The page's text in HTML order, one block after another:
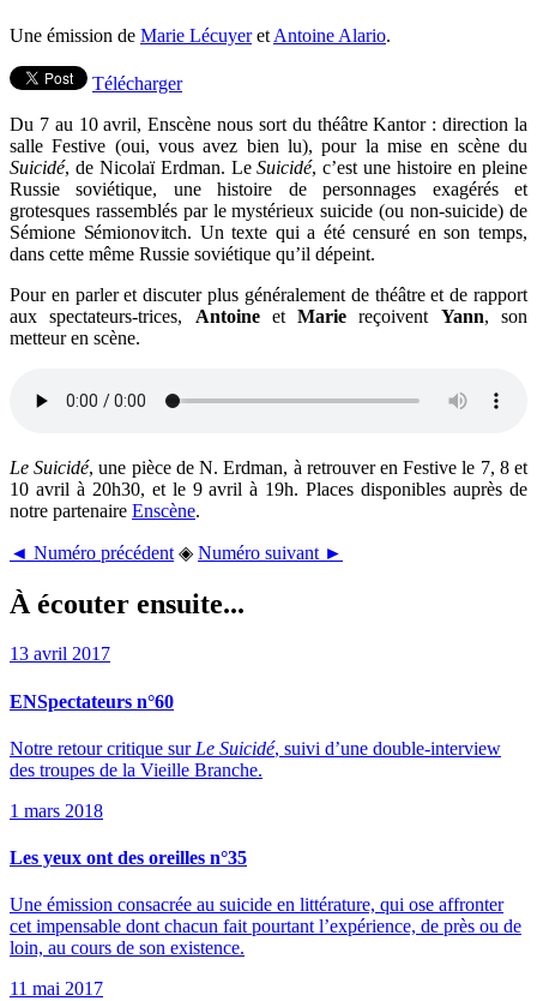
Une émission de Marie Lécuyeret Antoine Alario.
Télécharger
Du 7 au 10 avril, Enscène nous sort du théâtre Kantor : direction la
salle Festive (oui, vous avez bien lu), pour la mise en scène du
Suicidé, de Nicolaï Erdman. LeSuicidé, c’est une histoire en pleine
Russie soviétique, une histoire de personnages exagérés et
grotesques rassemblés par le mystérieux suicide (ou non-suicide) de
Sémione Sémionovitch. Un texte qui a été censuré en son temps,
dans cette même Russie soviétique qu’il dépeint.
Pour en parler et discuter plus généralement de théâtre et de rapport
aux spectateurs-trices, Antoine etMariereçoivent Yann, son
metteur en scène.
Le Suicidé, une pièce de N. Erdman, à retrouver en Festive le 7, 8 et
10 avril à 20h30, et le 9 avril à 19h. Places disponibles auprès de
notre partenaire Enscène.
◄ Numéro précédent ◈ Numéro suivant ►
À écouter ensuite...
13 avril 2017
ENSpectateurs n°60
Notre retour critique sur Le Suicidé, suivi d’une double-interview
des troupes de la Vieille Branche.
1 mars 2018
Les yeux ont des oreilles n°35
Une émission consacrée au suicide en littérature, qui ose affronter
cet impensable dont chacun fait pourtant l’expérience, de près ou de
loin, au cours de son existence.
11 mai 2017